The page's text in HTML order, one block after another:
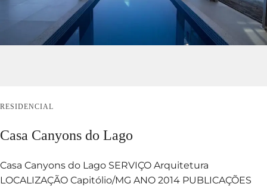
RESIDENCIAL
Casa Canyons do Lago
Casa Canyons do Lago SERVIÇO Arquitetura
LOCALIZAÇÃO Capitólio/MG ANO 2014 PUBLICAÇÕES